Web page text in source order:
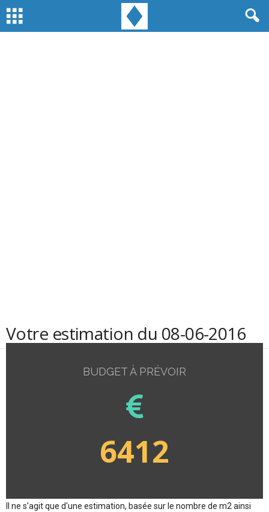
Votre estimation du 08-06-2016
BUDGET À PRÉVOIR
6412
Il ne s'agit que d'une estimation, basée sur le nombre de m2 ainsi